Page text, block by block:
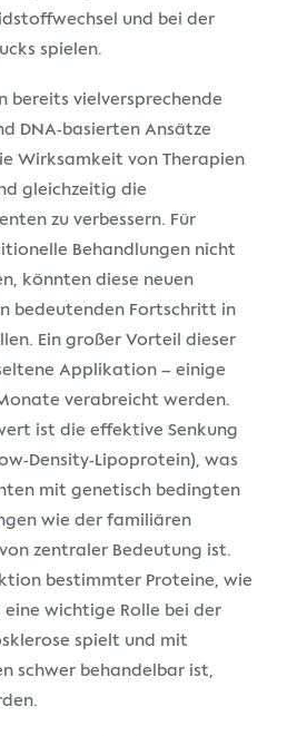
und bei der
spielen.
bereits vielversprechende
DNA-basierten Ansätze
Wirksamkeit von Therapien
gleichzeitig die
zu verbessern. Für
Behandlungen nicht
könnten diese neuen
bedeutenden Fortschritt in
Ein großer Vorteil dieser
Applikation – einige
verabreicht werden.
ist die effektive Senkung
Density-Lipoprotein), was
mit genetisch bedingten
wie der familiären
zentraler Bedeutung ist.
bestimmter Proteine, wie
eine wichtige Rolle bei der
spielt und mit
schwer behandelbar ist,